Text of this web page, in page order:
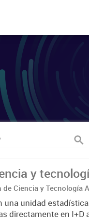
y
Ciencia y Tecnología
una unidad
directamente en I+D